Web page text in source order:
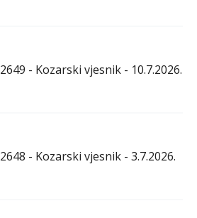
2649 - Kozarski vjesnik - 10.7.2026.
2648 - Kozarski vjesnik - 3.7.2026.